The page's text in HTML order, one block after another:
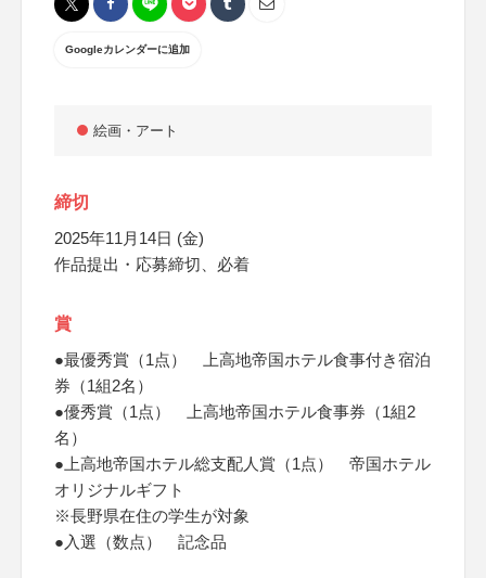
Googleカレンダーに追加
絵画・アート
締切
2025年11月14日 (金)
作品提出・応募締切、必着
賞
●最優秀賞（1点） 上高地帝国ホテル食事付き宿泊
券（1組2名）
●優秀賞（1点） 上高地帝国ホテル食事券（1組2
名）
●上高地帝国ホテル総支配人賞（1点） 帝国ホテル
オリジナルギフト
※長野県在住の学生が対象
●入選（数点） 記念品